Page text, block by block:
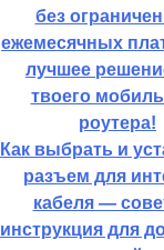
без
ежемесячных
лучшее
твоего
роутера!
Как выбрать и
разъем для
кабеля —
инструкция для